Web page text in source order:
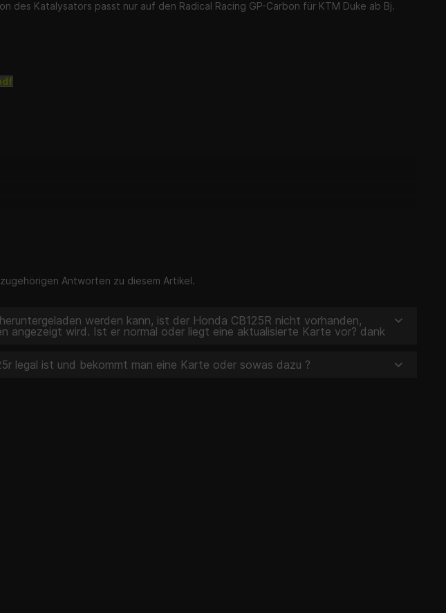
des Katalysators passt nur auf den Radical Racing GP-Carbon für KTM Duke ab Bj.
Antworten zu diesem Artikel.
werden kann, ist der Honda CB125R nicht vorhanden,
angezeigt wird. Ist er normal oder liegt eine aktualisierte Karte vor? dank
legal ist und bekommt man eine Karte oder sowas dazu ?